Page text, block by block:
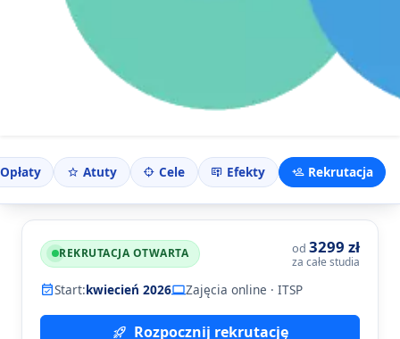
Ukończ błyskawicznie w jednym cyklu — dyplom
już w nadchodzącym roku akademickim
Opłaty Atuty Cele Efekty Rekrutacja
REKRUTACJA OTWARTA od 3299 zł
za całe studia
Start:kwiecień 2026 Zajęcia online · ITSP
Rozpocznij rekrutację